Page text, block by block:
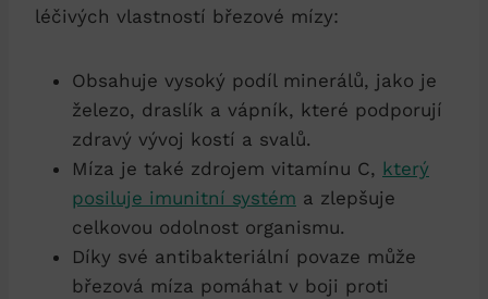
léčivých vlastností březové mízy:
Obsahuje vysoký podíl minerálů, jako je
železo, draslík a vápník, které podporují
zdravý vývoj kostí a svalů.
Míza je také zdrojem vitamínu C, který
posiluje imunitní systém a zlepšuje
celkovou odolnost organismu.
Díky své antibakteriální povaze může
březová míza pomáhat v boji proti